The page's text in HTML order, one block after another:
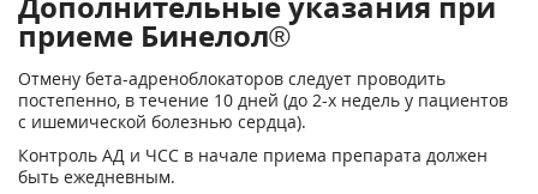
приеме Бинелол®
Отмену бета-адреноблокаторов следует проводить
постепенно, в течение 10 дней (до 2-х недель у пациентов
с ишемической болезнью сердца).
Контроль АД и ЧСС в начале приема препарата должен
быть ежедневным.